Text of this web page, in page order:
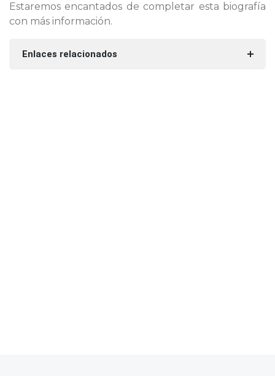
Estaremos encantados de completar esta biografía
con más información.
Enlaces relacionados